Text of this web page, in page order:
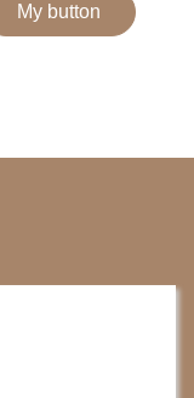
My button